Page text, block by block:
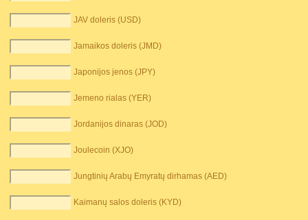
JAV doleris (USD)
Jamaikos doleris (JMD)
Japonijos jenos (JPY)
Jemeno rialas (YER)
Jordanijos dinaras (JOD)
Joulecoin (XJO)
Jungtinių Arabų Emyratų dirhamas (AED)
Kaimanų salos doleris (KYD)